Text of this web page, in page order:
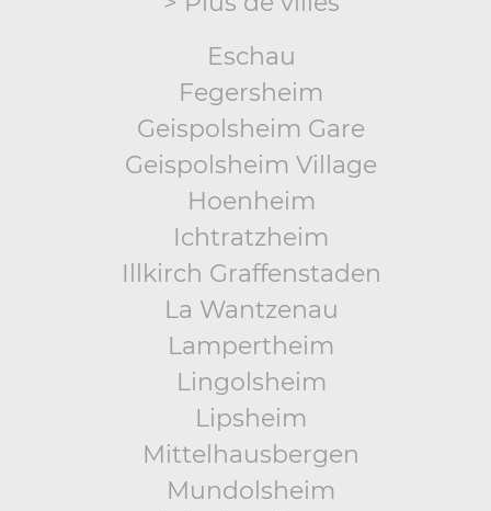
Eschau
Fegersheim
Geispolsheim Gare
Geispolsheim Village
Hoenheim
Ichtratzheim
Illkirch Graffenstaden
La Wantzenau
Lampertheim
Lingolsheim
Lipsheim
Mittelhausbergen
Mundolsheim